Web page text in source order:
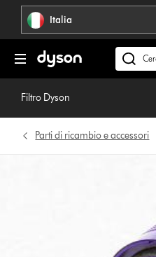
navigazione Italia
Cerca
su
Filtro Dyson
Parti di ricambio e accessori